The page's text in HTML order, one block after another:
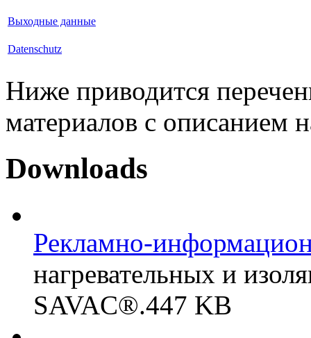
Выходные данные
Datenschutz
Ниже приводится
материалов с описанием
Downloads
Рекламно-
нагревательных и
SAVAC®.447 KB